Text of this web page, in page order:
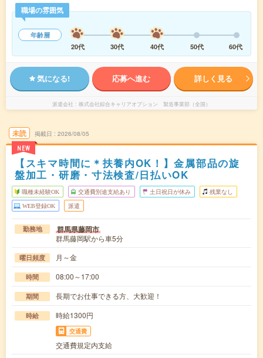
職場の雰囲気
年齢層
20代
30代 40代 50代 60代
気になる! 応募へ進む 詳しく見る
派遣会社 株式会社綜合キャリアオプション 製造事業部（全国）
未読
NEW
掲載日 2026/08/05
【スキマ時間に＊扶養内OK！】金属部品の旋
盤加工・研磨・寸法検査/日払いOK
職種未経験OK 交通費別途支給あり 土日祝日が休み 残業なし
WEB登録OK 派遣
勤務地 群馬県藤岡市
群馬藤岡駅から車5分
曜日頻度 月～金
時間 08:00～17:00
期間 長期でお仕事できる方、大歓迎！
時給 時給1300円
交通費
交通費規定内支給